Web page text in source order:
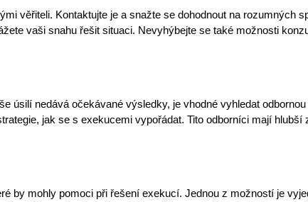
věřiteli. Kontaktujte je a snažte se dohodnout na rozumných
vaši snahu řešit situaci. Nevyhýbejte se také možnosti
úsilí nedává očekávané výsledky, je vhodné vyhledat
jak se s exekucemi vypořádat. Tito odborníci mají hlubší
by mohly pomoci při řešení exekucí. Jednou z možností je